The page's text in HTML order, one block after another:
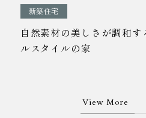
新築住宅
自然素材の美しさが調和
ルスタイルの家
View More